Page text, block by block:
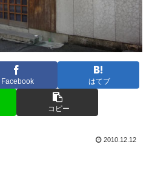
Facebook はてブ
コピー
2010.12.12